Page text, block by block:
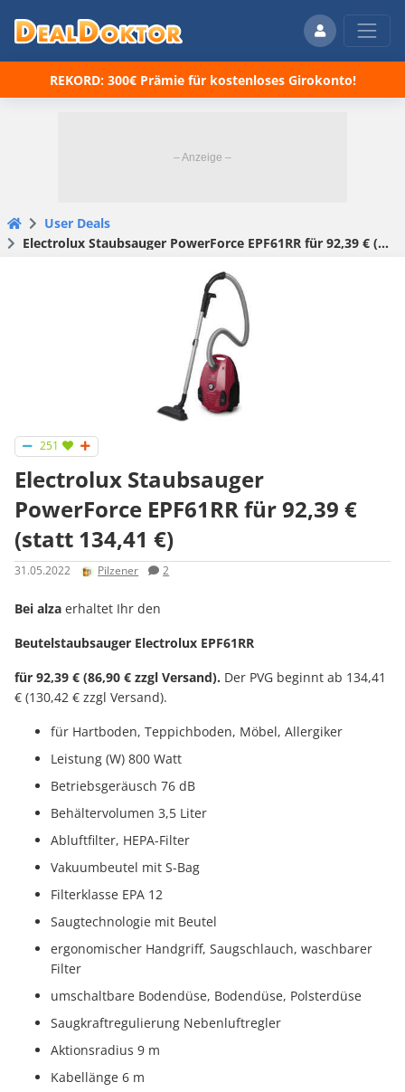
REKORD: 300€ Prämie für kostenloses Girokonto!
User Deals
Electrolux Staub­sau­ger PowerForce EPF61RR für 92,39 € (statt 134,41 €)
251
Electrolux Staub­sau­ger
PowerForce EPF61RR für 92,39 €
(statt 134,41 €)
31.05.2022 Pilzener 2
Bei alza erhaltet Ihr den
Beutelstaubsauger Electrolux EPF61RR
für 92,39 € (86,90 € zzgl Versand). Der PVG beginnt ab 134,41
€ (130,42 € zzgl Versand).
für Hartboden, Teppichboden, Möbel, Allergiker
Leistung (W) 800 Watt
Betriebsgeräusch 76 dB
Behältervolumen 3,5 Liter
Abluftfilter, HEPA-Filter
Vakuumbeutel mit S-Bag
Filterklasse EPA 12
Saugtechnologie mit Beutel
ergonomischer Handgriff, Saugschlauch, waschbarer
Filter
umschaltbare Bodendüse, Bodendüse, Polsterdüse
Saugkraftregulierung Nebenluftregler
Aktionsradius 9 m
Kabellänge 6 m